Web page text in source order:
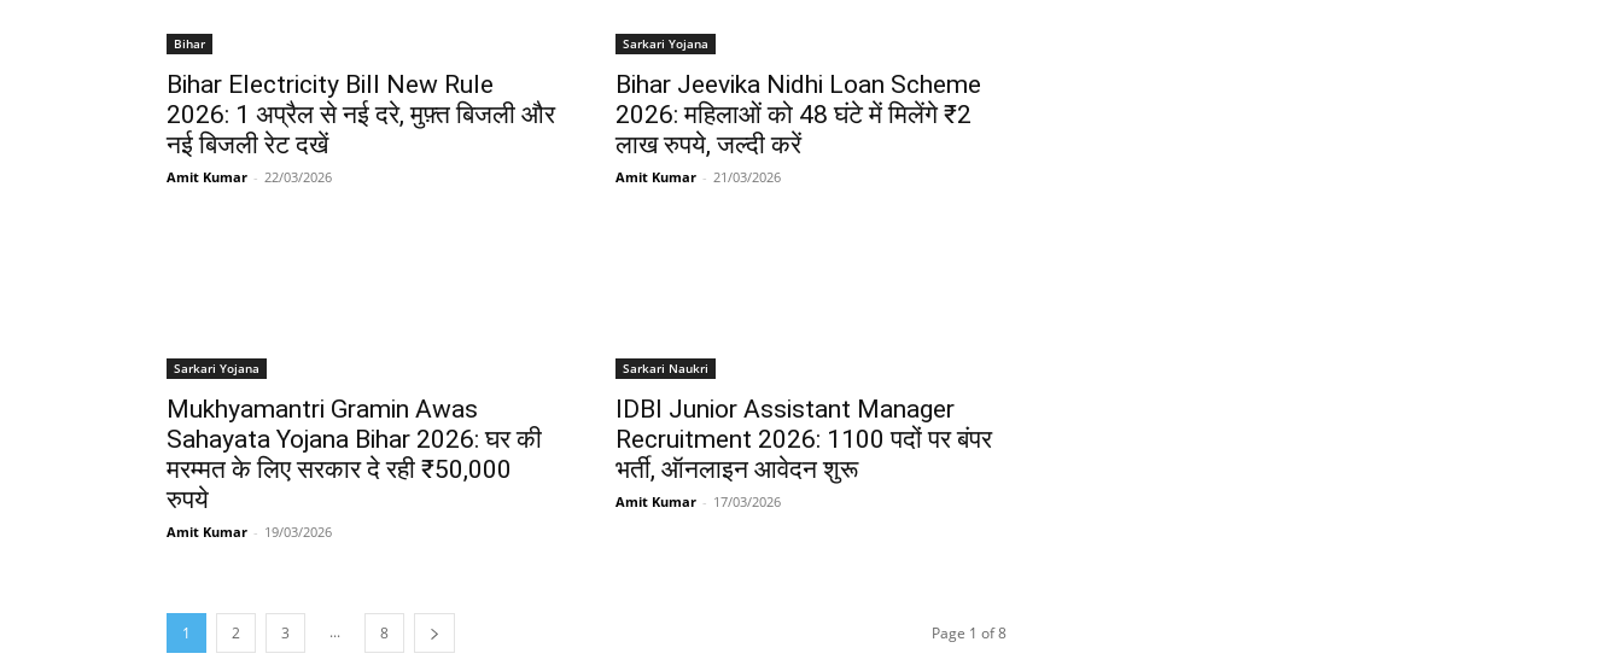
Bihar
Bihar Electricity Bill New Rule
2026: 1 अप्रैल से नई दरे, मुफ़्त बिजली और
नई बिजली रेट दखें
Amit Kumar - 22/03/2026
Sarkari Yojana
Bihar Jeevika Nidhi Loan Scheme
2026: महिलाओं को 48 घंटे में मिलेंगे ₹2
लाख रुपये, जल्दी करें
Amit Kumar - 21/03/2026
Sarkari Yojana
Mukhyamantri Gramin Awas
Sahayata Yojana Bihar 2026: घर की
मरम्मत के लिए सरकार दे रही ₹50,000
रुपये
Amit Kumar - 19/03/2026
Sarkari Naukri
IDBI Junior Assistant Manager
Recruitment 2026: 1100 पदों पर बंपर
भर्ती, ऑनलाइन आवेदन शुरू
Amit Kumar - 17/03/2026
1 2 3 ... 8 Page 1 of 8